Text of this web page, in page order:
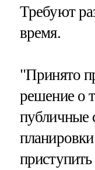
Требуют
время.
"Принято
решение о
публичные